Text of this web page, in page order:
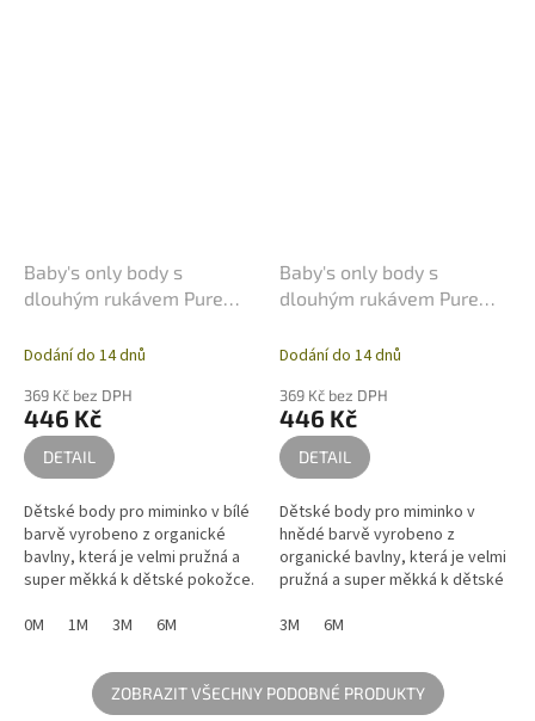
Baby's only body s
dlouhým rukávem Pure
Dodání do 14 dnů
369 Kč bez DPH
446 Kč
DETAIL
Dětské body pro miminko v bílé
barvě vyrobeno z organické
bavlny, která je velmi pružná a
super měkká k dětské pokožce.
spodním zapínáním na knoflíky...
0M 1M 3M 6M
Baby's only body s
dlouhým rukávem Pure
Dodání do 14 dnů
369 Kč bez DPH
446 Kč
DETAIL
Dětské body pro miminko v
hnědé barvě vyrobeno z
organické bavlny, která je velmi
pružná a super měkká k dětské
předním a spodním zapínáním
3M 6M
ZOBRAZIT VŠECHNY PODOBNÉ PRODUKTY